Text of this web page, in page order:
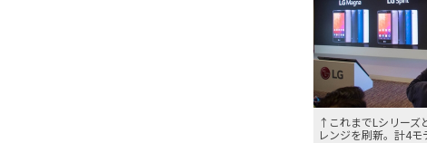
↑これまでLシリーズ
レンジを刷新。計4モ